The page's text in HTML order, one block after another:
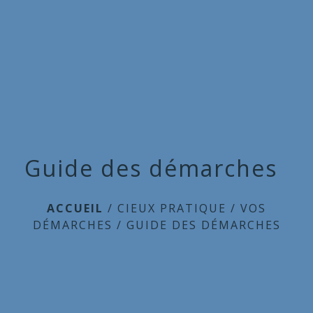
Guide des démarches
ACCUEIL / CIEUX PRATIQUE / VOS
DÉMARCHES / GUIDE DES DÉMARCHES